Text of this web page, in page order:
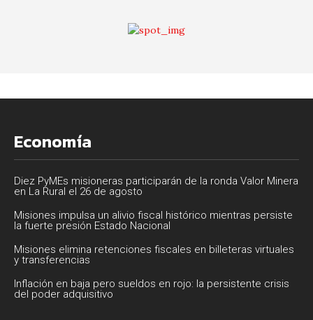
Economía
Diez PyMEs misioneras participarán de la ronda Valor Minera
en La Rural el 26 de agosto
Misiones impulsa un alivio fiscal histórico mientras persiste
la fuerte presión Estado Nacional
Misiones elimina retenciones fiscales en billeteras virtuales
y transferencias
Inflación en baja pero sueldos en rojo: la persistente crisis
del poder adquisitivo